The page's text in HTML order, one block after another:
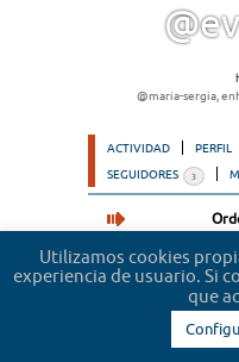
@maria-sergia,
ACTIVIDAD PERFIL
SEGUIDORES 3
Lo sentimos, no
Utilizamos cookies
experiencia de usuario. Si
que